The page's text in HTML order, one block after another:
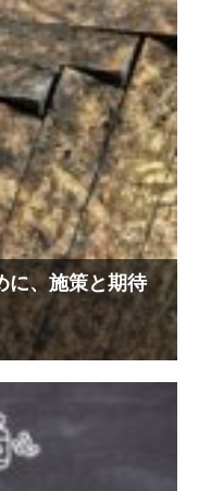
に、施策と期待